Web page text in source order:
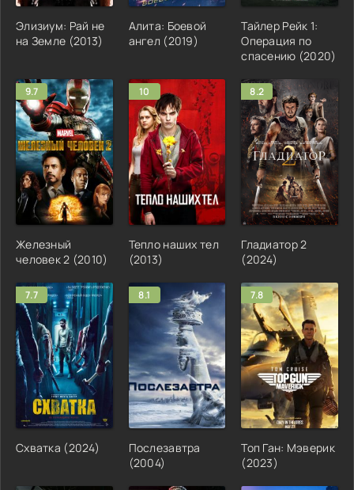
Элизиум: Рай не
на Земле (2013)
Алита: Боевой
ангел (2019)
Тайлер Рейк 1:
Операция по
спасению (2020)
9.7
Железный
человек 2 (2010)
10
Тепло наших тел
(2013)
8.2
Гладиатор 2
(2024)
7.7
Схватка (2024)
8.1
Послезавтра
(2004)
7.8
Топ Ган: Мэверик
(2023)